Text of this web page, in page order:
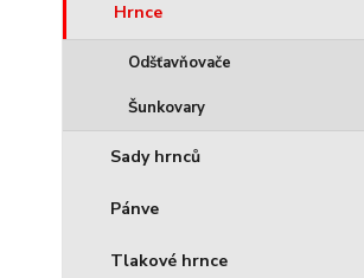
Hrnce
Odšťavňovače
Šunkovary
Sady hrnců
Pánve
Tlakové hrnce